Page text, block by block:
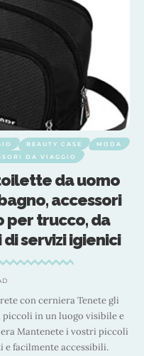
BEAUTY CASE
MODA
DA VIAGGIO
da uomo
accessori
per trucco, da
servizi igienici
con cerniera Tenete gli
in un luogo visibile e
Mantenete i vostri piccoli
e facilmente accessibili.